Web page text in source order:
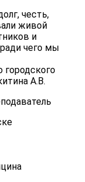
честь,
живой
и
чего мы
А.В.